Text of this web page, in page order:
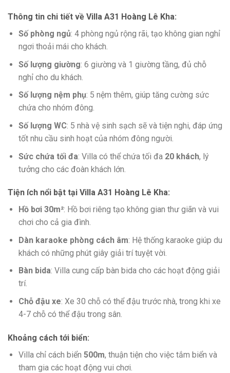
Thông tin chi tiết về Villa A31 Hoàng Lê Kha:
Số phòng ngủ: 4 phòng ngủ rộng rãi, tạo không gian nghỉ
ngơi thoải mái cho khách.
Số lượng giường: 6 giường và 1 giường tầng, đủ chỗ
nghỉ cho du khách.
Số lượng nệm phụ: 5 nệm thêm, giúp tăng cường sức
chứa cho nhóm đông.
Số lượng WC: 5 nhà vệ sinh sạch sẽ và tiện nghi, đáp ứng
tốt nhu cầu sinh hoạt của nhóm đông người.
Sức chứa tối đa: Villa có thể chứa tối đa 20 khách, lý
tưởng cho các đoàn khách lớn.
Tiện ích nổi bật tại Villa A31 Hoàng Lê Kha:
Hồ bơi 30m²: Hồ bơi riêng tạo không gian thư giãn và vui
chơi cho cả gia đình.
Dàn karaoke phòng cách âm: Hệ thống karaoke giúp du
khách có những phút giây giải trí tuyệt vời.
Bàn bida: Villa cung cấp bàn bida cho các hoạt động giải
trí.
Chỗ đậu xe: Xe 30 chỗ có thể đậu trước nhà, trong khi xe
4-7 chỗ có thể đậu trong sân.
Khoảng cách tới biển:
Villa chỉ cách biển 500m, thuận tiện cho việc tắm biển và
tham gia các hoạt động vui chơi.